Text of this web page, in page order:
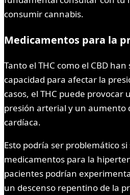
consumir cannabis.
Medicamentos para la
Tanto el THC como el CBD
capacidad para afectar la
casos, el THC puede provocar
presión arterial y un aumento
cardíaca.
Esto podría ser problemático
medicamentos para la
pacientes podrían
un descenso repentino de la